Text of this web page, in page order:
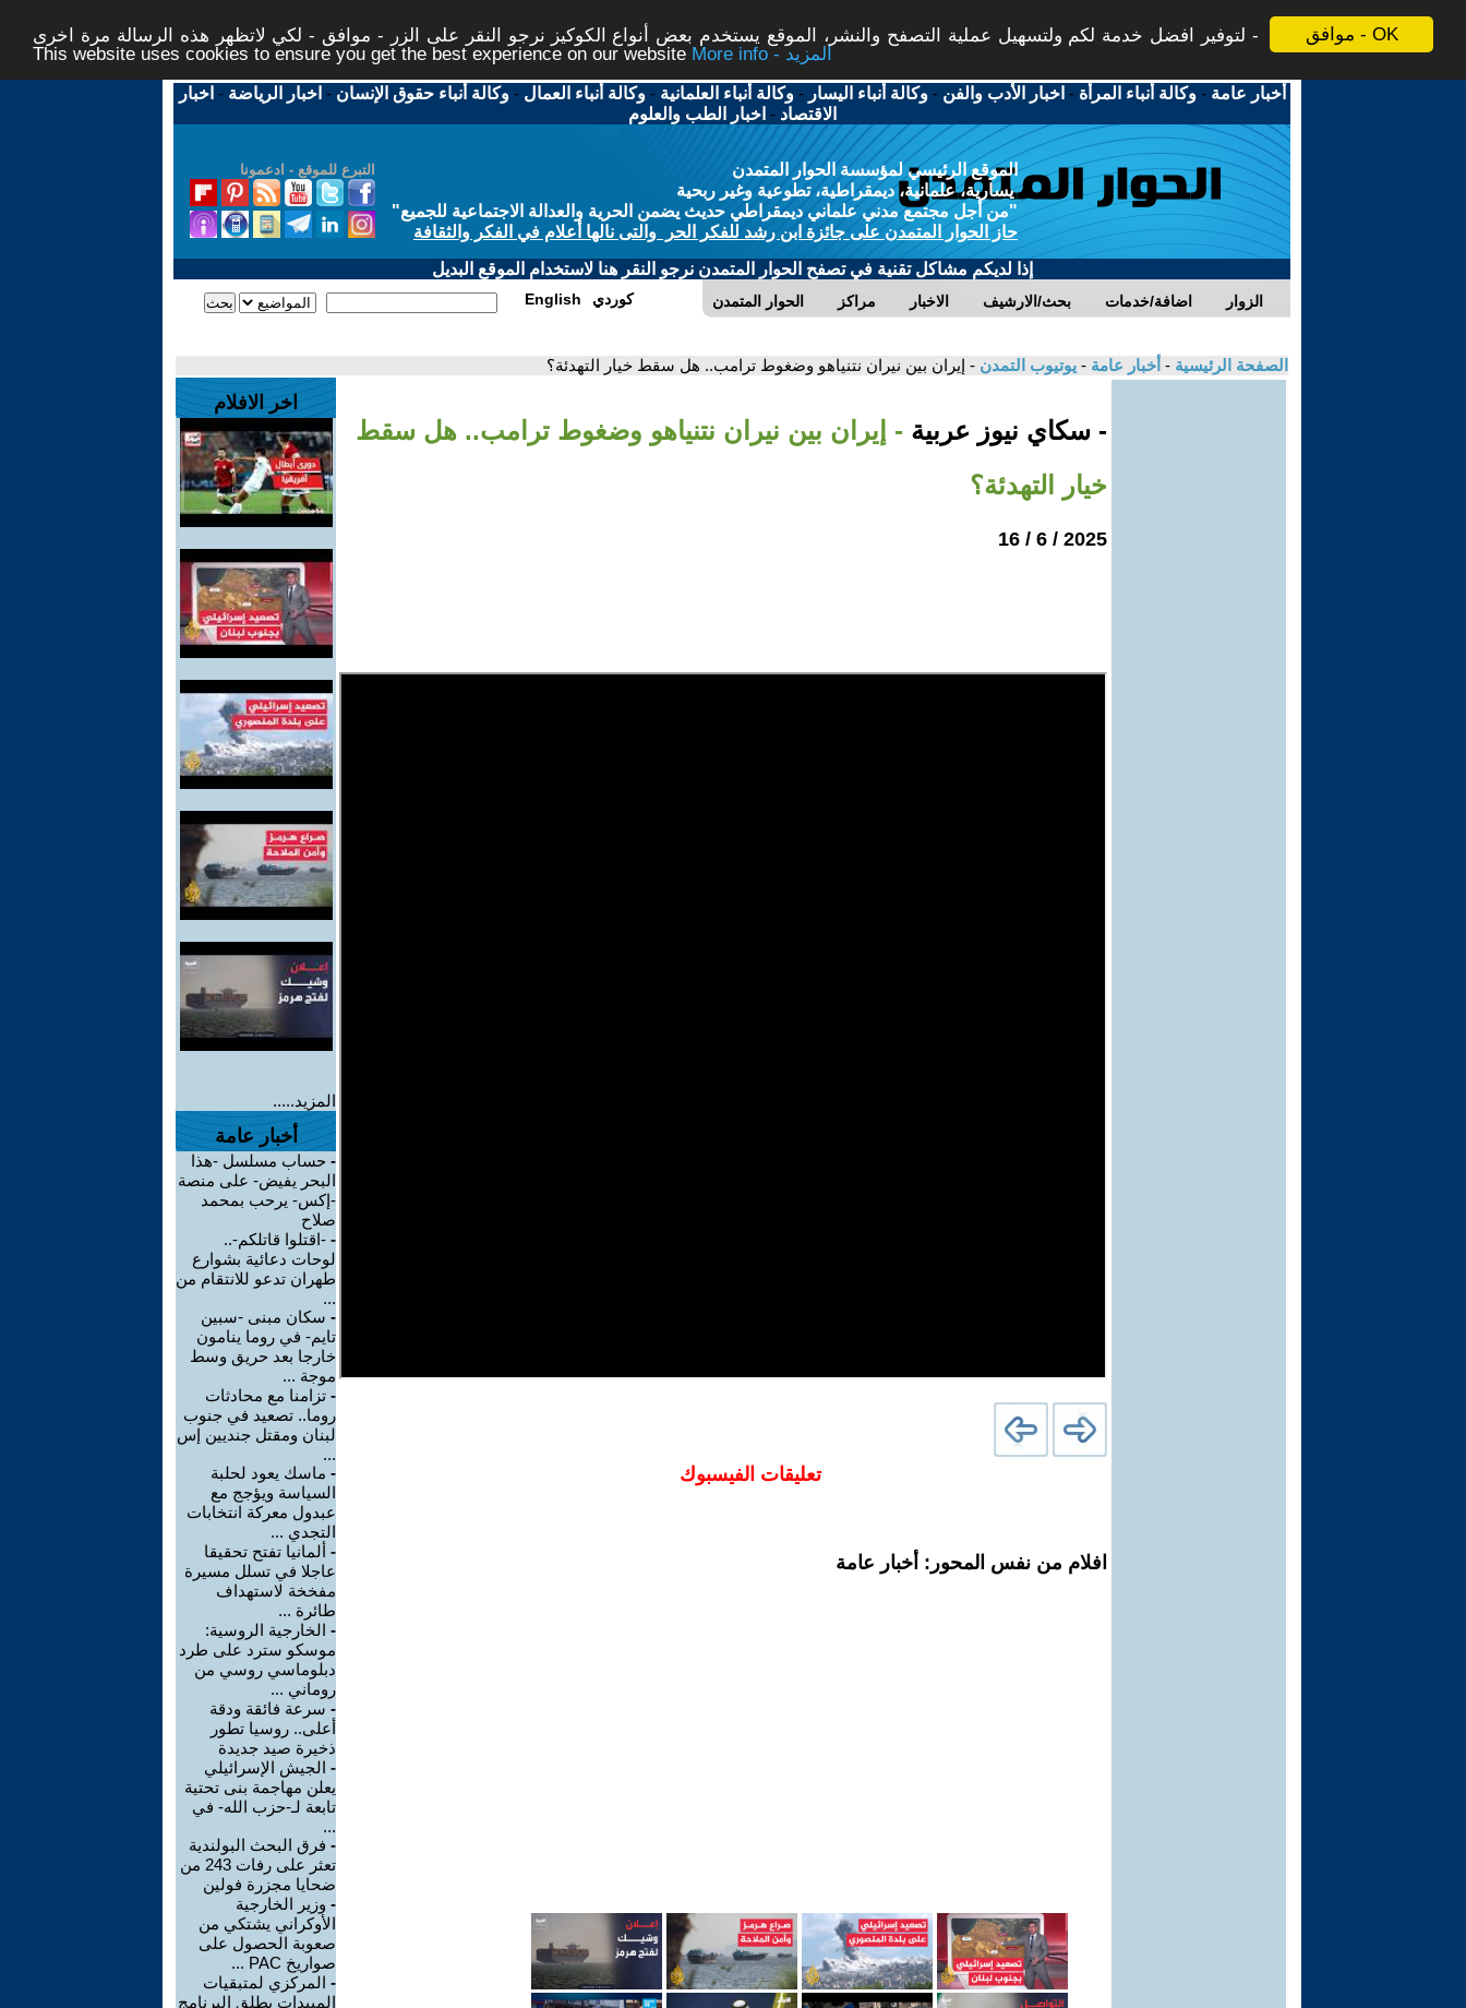
موافق - OK
لتوفير افضل خدمة لكم ولتسهيل عملية التصفح والنشر، الموقع يستخدم بعض أنواع الكوكيز نرجو النقر على الزر - موافق - لكي لاتظهر هذه الرسالة مرة اخرى -
This website uses cookies to ensure you get the best experience on our website
More info - المزيد
أخبار عامة -وكالة أنباء المرأة - اخبار الأدب والفن -وكالة أنباء اليسار -وكالة أنباء العلمانية -وكالة أنباء العمال -وكالة أنباء حقوق الإنسان - اخبار الرياضة - اخبار
الاقتصاد - اخبار الطب والعلوم
التبرع للموقع - ادعمونا
الموقع الرئيسي لمؤسسة الحوار المتمدن
يسارية، علمانية، ديمقراطية، تطوعية وغير ربحية
"من أجل مجتمع مدني علماني ديمقراطي حديث يضمن الحرية والعدالة الاجتماعية للجميع"
حاز الحوار المتمدن على جائزة ابن رشد للفكر الحر والتى نالها أعلام في الفكر والثقافة
إذا لديكم مشاكل تقنية في تصفح الحوار المتمدن نرجو النقر هنا لاستخدام الموقع البديل
الحوار المتمدن مراكز الاخبار بحث/الارشيف اضافة/خدمات الزوار English كوردي
الصفحة الرئيسية - أخبار عامة - يوتيوب التمدن - إيران بين نيران نتنياهو وضغوط ترامب.. هل سقط خيار التهدئة؟
- سكاي نيوز عربية - إيران بين نيران نتنياهو وضغوط ترامب.. هل سقط
خيار التهدئة؟
2025 / 6 / 16
تعليقات الفيسبوك
افلام من نفس المحور: أخبار عامة
اخر الافلام
المزيد.....
أخبار عامة
- حساب مسلسل -هذا
البحر يفيض- على منصة
-إكس- يرحب بمحمد
صلاح
- -اقتلوا قاتلكم-..
لوحات دعائية بشوارع
طهران تدعو للانتقام من
...
- سكان مبنى -سبين
تايم- في روما ينامون
خارجا بعد حريق وسط
موجة ...
- تزامنا مع محادثات
روما.. تصعيد في جنوب
لبنان ومقتل جنديين إس
...
- ماسك يعود لحلبة
السياسة ويؤجج مع
عبدول معركة انتخابات
التجدي ...
- ألمانيا تفتح تحقيقا
عاجلا في تسلل مسيرة
مفخخة لاستهداف
طائرة ...
- الخارجية الروسية:
موسكو سترد على طرد
دبلوماسي روسي من
روماني ...
- سرعة فائقة ودقة
أعلى.. روسيا تطور
ذخيرة صيد جديدة
- الجيش الإسرائيلي
يعلن مهاجمة بنى تحتية
تابعة لـ-حزب الله- في
...
- فرق البحث البولندية
تعثر على رفات 243 من
ضحايا مجزرة فولين
- وزير الخارجية
الأوكراني يشتكي من
صعوبة الحصول على
صواريخ PAC ...
- المركزي لمتبقيات
المبيدات يطلق البرنامج